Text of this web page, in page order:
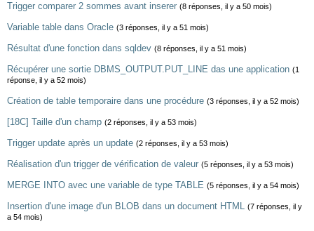
Trigger comparer 2 sommes avant inserer (8 réponses, il y a 50 mois)
Variable table dans Oracle (3 réponses, il y a 51 mois)
Résultat d'une fonction dans sqldev (8 réponses, il y a 51 mois)
Récupérer une sortie DBMS_OUTPUT.PUT_LINE das une application (1
réponse, il y a 52 mois)
Création de table temporaire dans une procédure (3 réponses, il y a 52 mois)
[18C] Taille d'un champ (2 réponses, il y a 53 mois)
Trigger update après un update (2 réponses, il y a 53 mois)
Réalisation d'un trigger de vérification de valeur (5 réponses, il y a 53 mois)
MERGE INTO avec une variable de type TABLE (5 réponses, il y a 54 mois)
Insertion d'une image d'un BLOB dans un document HTML (7 réponses, il y
a 54 mois)